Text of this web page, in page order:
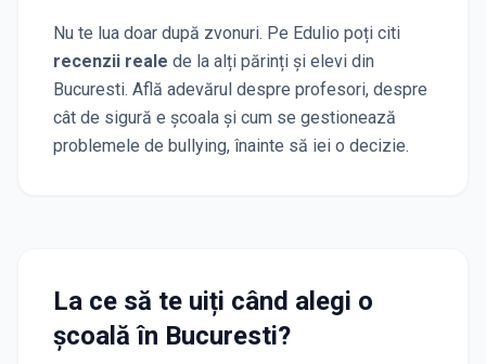
Nu te lua doar după zvonuri. Pe Edulio poți citi
recenzii reale de la alți părinți și elevi din
Bucuresti. Află adevărul despre profesori, despre
cât de sigură e școala și cum se gestionează
problemele de bullying, înainte să iei o decizie.
La ce să te uiți când alegi o
școalăîn Bucuresti?